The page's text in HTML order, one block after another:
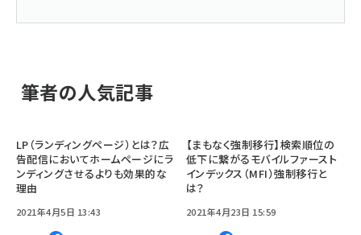
筆者の人気記事
LP（ランディングページ）とは？広
告配信においてホームページにラ
ンディングさせるよりも効果的な
理由
2021年4月5日 13:43
【まもなく強制移行】検索順位の
低下に繋がるモバイルファースト
インデックス（MFI）強制移行と
は？
2021年4月23日 15:59